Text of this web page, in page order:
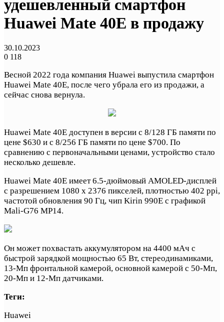
удешевленный смартфон
Huawei Mate 40E в продажу
30.10.2023
0 118
Весной 2022 года компания Huawei выпустила смартфон
Huawei Mate 40E, после чего убрала его из продажи, а
сейчас снова вернула.
Huawei Mate 40E доступен в версии с 8/128 ГБ памяти по
цене $630 и с 8/256 ГБ памяти по цене $700. По
сравнению с первоначальными ценами, устройство стало
несколько дешевле.
Huawei Mate 40E имеет 6.5-дюймовый AMOLED-дисплей
с разрешением 1080 x 2376 пикселей, плотностью 402 ppi,
частотой обновления 90 Гц, чип Kirin 990E с графикой
Mali-G76 MP14.
Он может похвастать аккумулятором на 4400 мАч с
быстрой зарядкой мощностью 65 Вт, стереодинамиками,
13-Мп фронтальной камерой, основной камерой с 50-Мп,
20-Мп и 12-Мп датчиками.
Теги:
Huawei